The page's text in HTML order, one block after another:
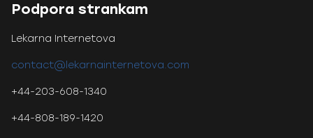
Podpora strankam
Lekarna Internetova
contact@lekarnainternetova.com
+44-203-608-1340
+44-808-189-1420